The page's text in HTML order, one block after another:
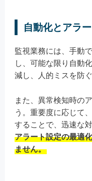
自動化とアラ
監視業務には、手動
し、可能な限り自動
減し、人的ミスを防
また、異常検知時の
う。重要度に応じて
することで、迅速な
アラート設定の最適
ません。